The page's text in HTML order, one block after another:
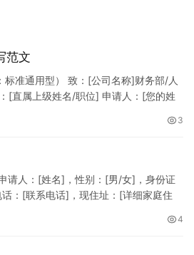
范文
标准通用型） 致：[公司名称]财务部/人
[直属上级姓名/职位] 申请人：[您的姓
3
请人：[姓名]，性别：[男/女]，身份证
：[联系电话]，现住址：[详细家庭住
4